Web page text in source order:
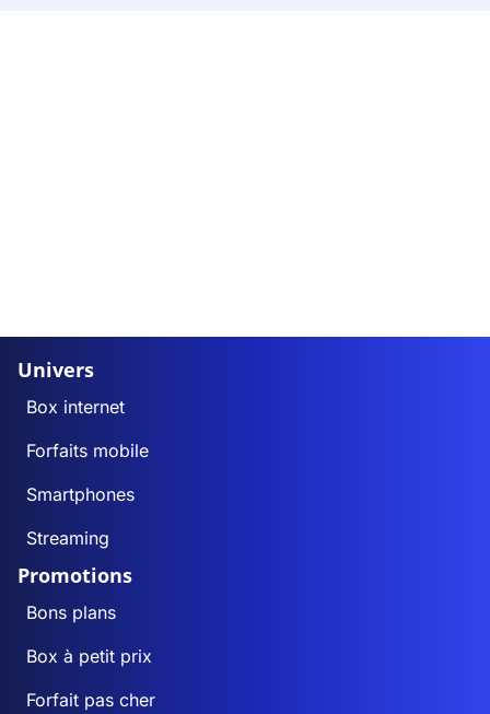
Univers
Box internet
Forfaits mobile
Smartphones
Streaming
Promotions
Bons plans
Box à petit prix
Forfait pas cher